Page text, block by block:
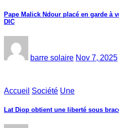
Pape Malick Ndour placé en garde à
DIC
barre solaire Nov 7, 2025
Accueil Société Une
Lat Diop obtient une liberté sous